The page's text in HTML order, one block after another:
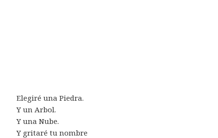
Elegiré una Piedra.
Y un Arbol.
Y una Nube.
Y gritaré tu nombre